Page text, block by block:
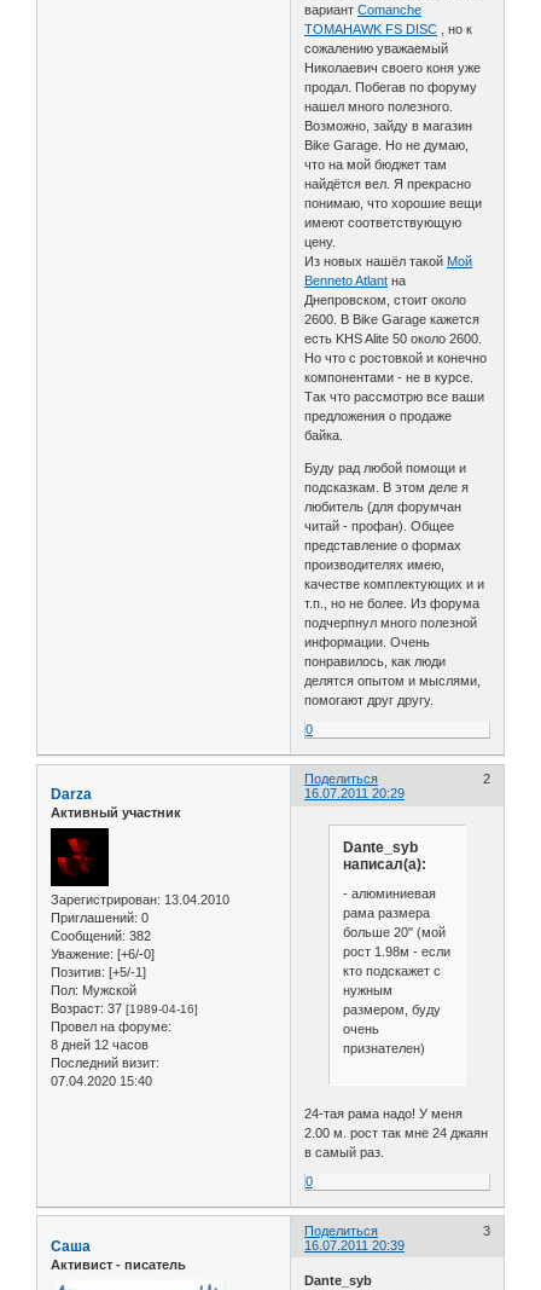
вариантComanche
TOMAHAWK FS DISC , но к
сожалению уважаемый
Николаевич своего коня уже
продал. Побегав по форуму
нашел много полезного.
Возможно, зайду в магазин
Bike Garage. Но не думаю,
что на мой бюджет там
найдётся вел. Я прекрасно
понимаю, что хорошие вещи
имеют соответствующую
цену.
Из новых нашёл такой Мой
Benneto Atlant на
Днепровском, стоит около
2600. В Bike Garage кажется
есть KHS Alite 50 около 2600.
Но что с ростовкой и конечно
компонентами - не в курсе.
Так что рассмотрю все ваши
предложения о продаже
байка.
Буду рад любой помощи и
подсказкам. В этом деле я
любитель (для форумчан
читай - профан). Общее
представление о формах
производителях имею,
качестве комплектующих и и
т.п., но не более. Из форума
подчерпнул много полезной
информации. Очень
понравилось, как люди
делятся опытом и мыслями,
помогают друг другу.
0
Поделиться
2
16.07.2011 20:29
Darza
Активный участник
Зарегистрирован: 13.04.2010
Приглашений: 0
Сообщений: 382
Уважение: [+6/-0]
Позитив: [+5/-1]
Пол: Мужской
Возраст: 37 [1989-04-16]
Провел на форуме:
8 дней 12 часов
Последний визит:
07.04.2020 15:40
Dante_syb
написал(а):
- алюминиевая
рама размера
больше 20" (мой
рост 1.98м - если
кто подскажет с
нужным
размером, буду
очень
признателен)
24-тая рама надо! У меня
2.00 м. рост так мне 24 джаян
в самый раз.
0
Поделиться
3
16.07.2011 20:39
Саша
Активист - писатель
Dante_syb